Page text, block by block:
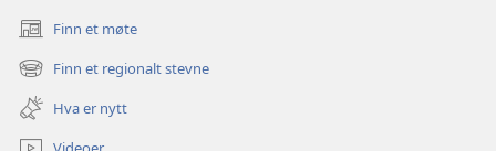
Finn et møte
(åpner
nytt
vindu)
Finn et regionalt stevne
(åpner
nytt
vindu)
Hva er nytt